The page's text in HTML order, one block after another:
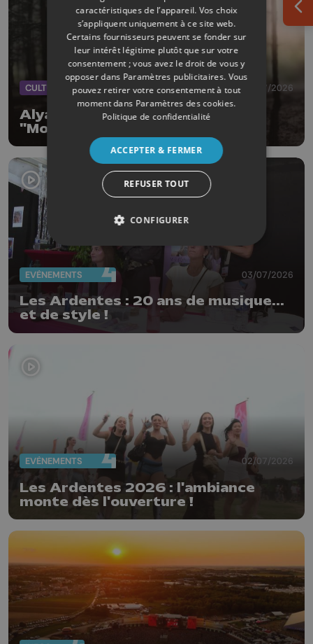
CULTURE 08/07/2026
Alyah rejoint Ykons pour le titre
"More and more"
EVÈNEMENTS 03/07/2026
Les Ardentes : 20 ans de musique...
et de style !
EVÈNEMENTS 02/07/2026
Les Ardentes 2026 : l'ambiance
monte dès l'ouverture !
caractéristiques de l’appareil. Vos choix
s’appliquent uniquement à ce site web.
Certains fournisseurs peuvent se fonder sur
leur intérêt légitime plutôt que sur votre
consentement ; vous avez le droit de vous y
opposer dans Paramètres publicitaires. Vous
pouvez retirer votre consentement à tout
moment dans Paramètres des cookies.
Politique de confidentialité
ACCEPTER & FERMER
REFUSER TOUT
CONFIGURER